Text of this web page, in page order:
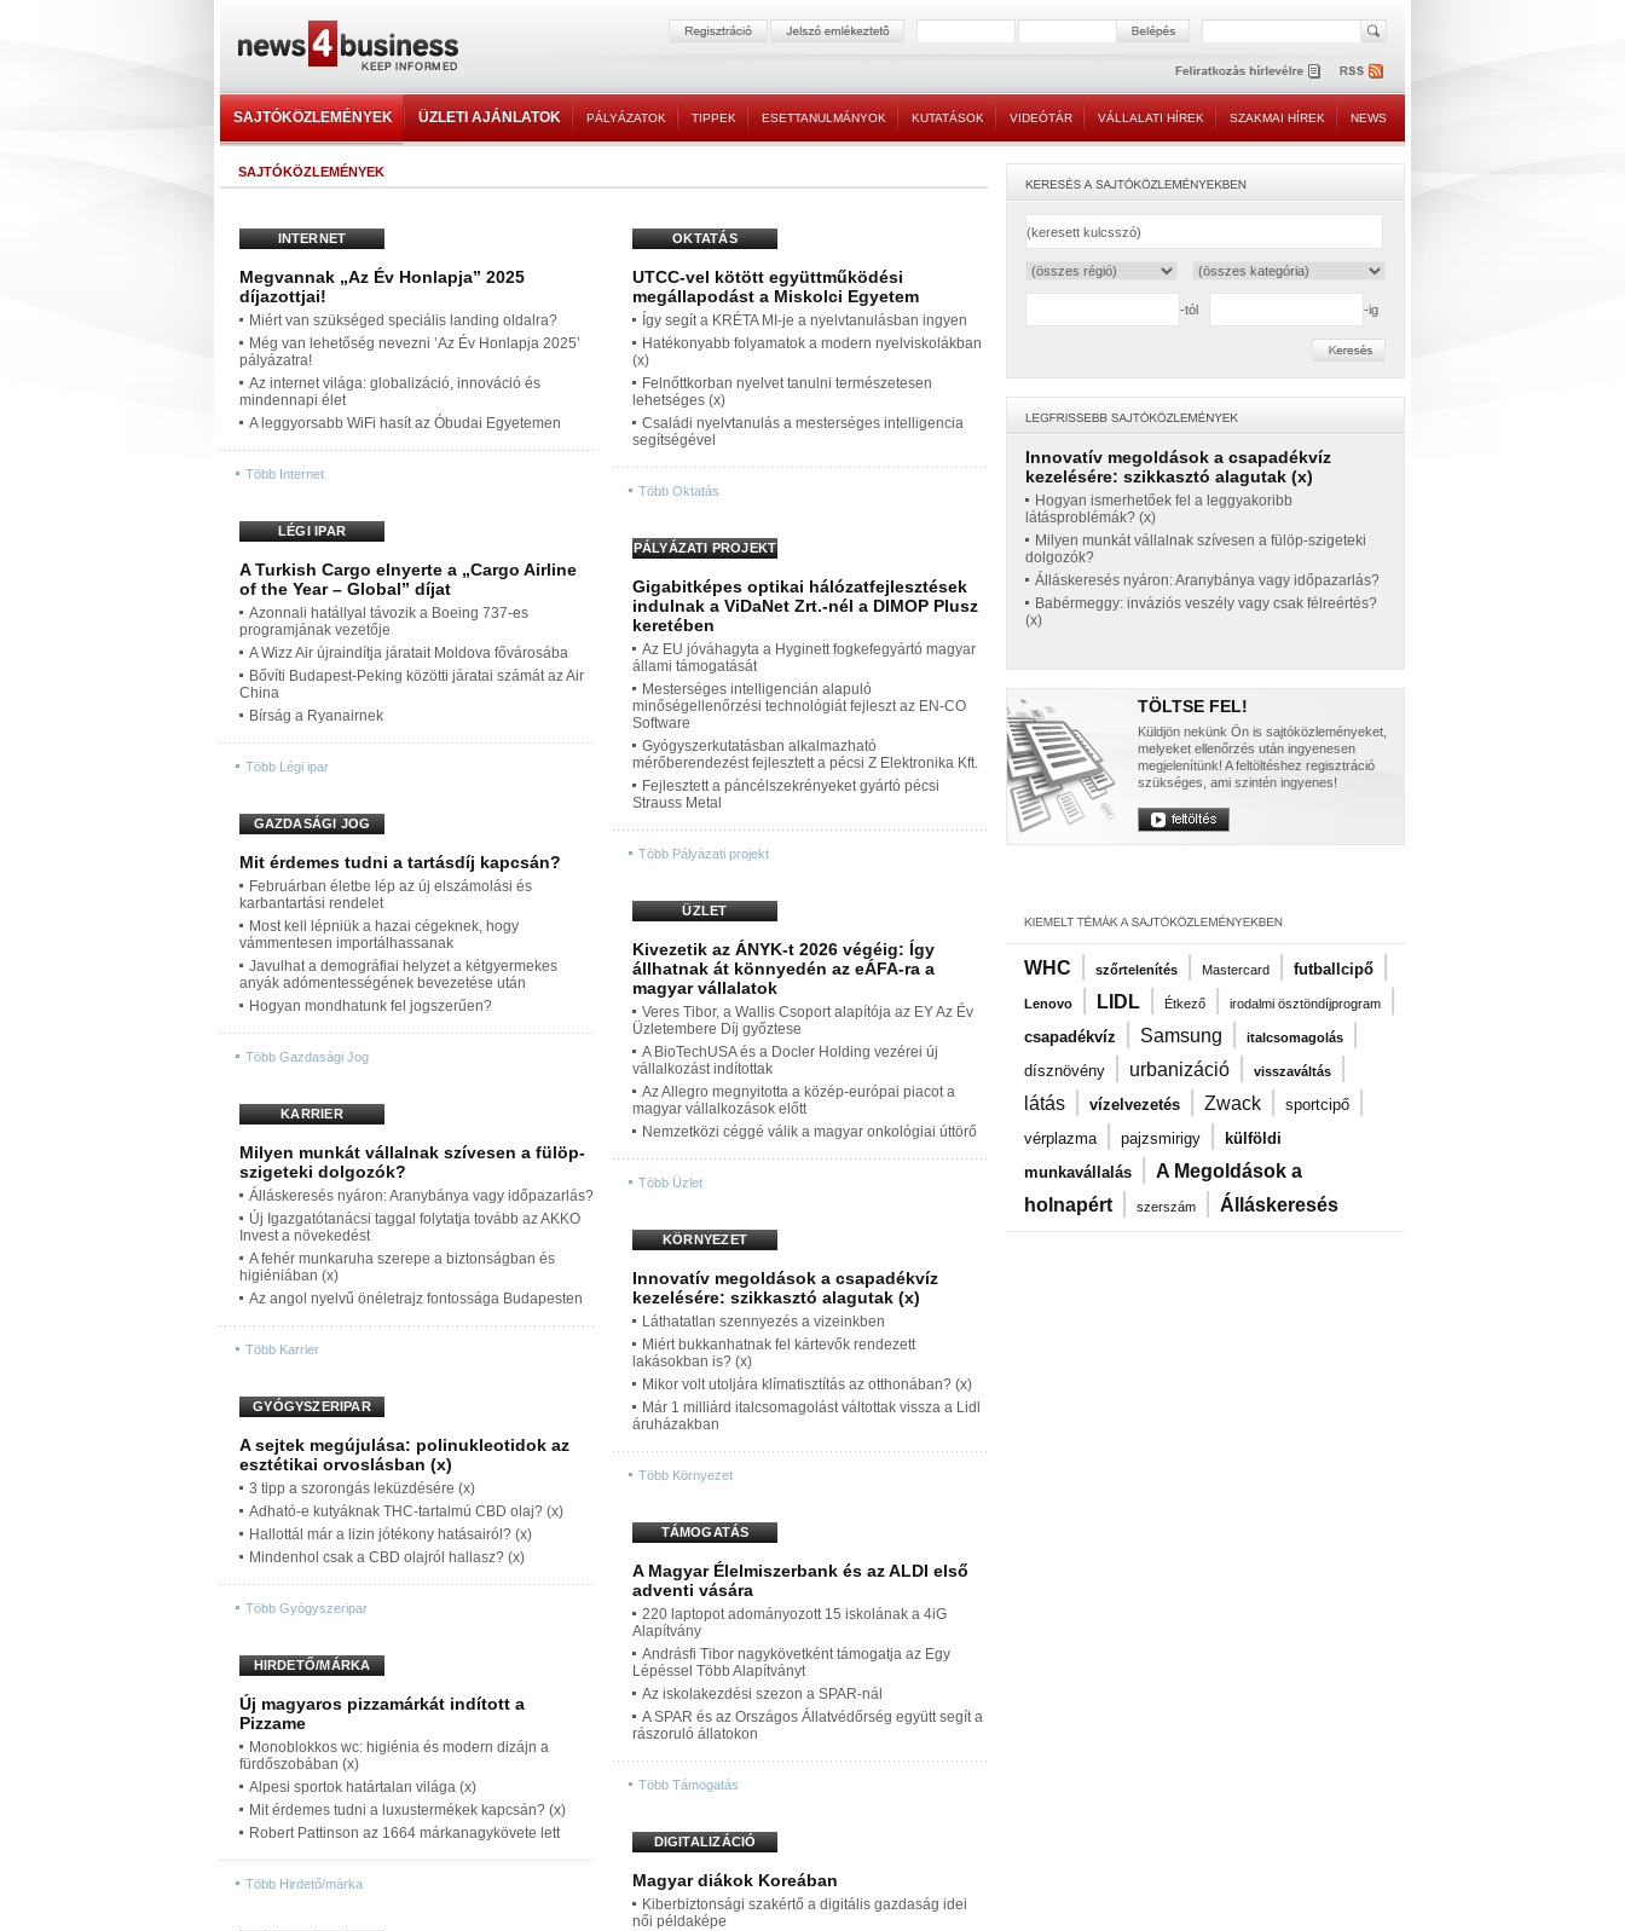
SAJTÓKÖZLEMÉNYEK ÜZLETI AJÁNLATOK PÁLYÁZATOK TIPPEK ESETTANULMÁNYOK KUTATÁSOK VIDEÓTÁR VÁLLALATI HÍREK SZAKMAI HÍREK NEWS
SAJTÓKÖZLEMÉNYEK
INTERNET
Megvannak „Az Év Honlapja” 2025
díjazottjai!
Miért van szükséged speciális landing oldalra?
Még van lehetőség nevezni ’Az Év Honlapja 2025’
pályázatra!
Az internet világa: globalizáció, innováció és
mindennapi élet
A leggyorsabb WiFi hasít az Óbudai Egyetemen
Több Internet
LÉGI IPAR
A Turkish Cargo elnyerte a „Cargo Airline
of the Year – Global” díjat
Azonnali hatállyal távozik a Boeing 737-es
programjának vezetője
A Wizz Air újraindítja járatait Moldova fővárosába
Bővíti Budapest-Peking közötti járatai számát az Air
China
Bírság a Ryanairnek
Több Légi ipar
GAZDASÁGI JOG
Mit érdemes tudni a tartásdíj kapcsán?
Februárban életbe lép az új elszámolási és
karbantartási rendelet
Most kell lépniük a hazai cégeknek, hogy
vámmentesen importálhassanak
Javulhat a demográfiai helyzet a kétgyermekes
anyák adómentességének bevezetése után
Hogyan mondhatunk fel jogszerűen?
Több Gazdasági Jog
KARRIER
Milyen munkát vállalnak szívesen a fülöp-
szigeteki dolgozók?
Álláskeresés nyáron: Aranybánya vagy időpazarlás?
Új Igazgatótanácsi taggal folytatja tovább az AKKO
Invest a növekedést
A fehér munkaruha szerepe a biztonságban és
higiéniában (x)
Az angol nyelvű önéletrajz fontossága Budapesten
Több Karrier
GYÓGYSZERIPAR
A sejtek megújulása: polinukleotidok az
esztétikai orvoslásban (x)
3 tipp a szorongás leküzdésére (x)
Adható-e kutyáknak THC-tartalmú CBD olaj? (x)
Hallottál már a lizin jótékony hatásairól? (x)
Mindenhol csak a CBD olajról hallasz? (x)
Több Gyógyszeripar
HIRDETŐ/MÁRKA
Új magyaros pizzamárkát indított a
Pizzame
Monoblokkos wc: higiénia és modern dizájn a
fürdőszobában (x)
Alpesi sportok határtalan világa (x)
Mit érdemes tudni a luxustermékek kapcsán? (x)
Robert Pattinson az 1664 márkanagykövete lett
Több Hirdető/márka
OKTATÁS
UTCC-vel kötött együttműködési
megállapodást a Miskolci Egyetem
Így segít a KRÉTA MI-je a nyelvtanulásban ingyen
Hatékonyabb folyamatok a modern nyelviskolákban
(x)
Felnőttkorban nyelvet tanulni természetesen
lehetséges (x)
Családi nyelvtanulás a mesterséges intelligencia
segítségével
Több Oktatás
PÁLYÁZATI PROJEKT
Gigabitképes optikai hálózatfejlesztések
indulnak a ViDaNet Zrt.-nél a DIMOP Plusz
keretében
Az EU jóváhagyta a Hyginett fogkefegyártó magyar
állami támogatását
Mesterséges intelligencián alapuló
minőségellenőrzési technológiát fejleszt az EN-CO
Software
Gyógyszerkutatásban alkalmazható
mérőberendezést fejlesztett a pécsi Z Elektronika Kft.
Fejlesztett a páncélszekrényeket gyártó pécsi
Strauss Metal
Több Pályázati projekt
ÜZLET
Kivezetik az ÁNYK-t 2026 végéig: Így
állhatnak át könnyedén az eÁFA-ra a
magyar vállalatok
Veres Tibor, a Wallis Csoport alapítója az EY Az Év
Üzletembere Díj győztese
A BioTechUSA és a Docler Holding vezérei új
vállalkozást indítottak
Az Allegro megnyitotta a közép-európai piacot a
magyar vállalkozások előtt
Nemzetközi céggé válik a magyar onkológiai úttörő
Több Üzlet
KÖRNYEZET
Innovatív megoldások a csapadékvíz
kezelésére: szikkasztó alagutak (x)
Láthatatlan szennyezés a vizeinkben
Miért bukkanhatnak fel kártevők rendezett
lakásokban is? (x)
Mikor volt utoljára klímatisztítás az otthonában? (x)
Már 1 milliárd italcsomagolást váltottak vissza a Lidl
áruházakban
Több Környezet
TÁMOGATÁS
A Magyar Élelmiszerbank és az ALDI első
adventi vására
220 laptopot adományozott 15 iskolának a 4iG
Alapítvány
Andrásfi Tibor nagykövetként támogatja az Egy
Lépéssel Több Alapítványt
Az iskolakezdési szezon a SPAR-nál
A SPAR és az Országos Állatvédőrség együtt segít a
rászoruló állatokon
Több Támogatás
DIGITALIZÁCIÓ
Magyar diákok Koreában
Kiberbiztonsági szakértő a digitális gazdaság idei
női példaképe
-tól -ig
Innovatív megoldások a csapadékvíz
kezelésére: szikkasztó alagutak (x)
Hogyan ismerhetőek fel a leggyakoribb
látásproblémák? (x)
Milyen munkát vállalnak szívesen a fülöp-szigeteki
dolgozók?
Álláskeresés nyáron: Aranybánya vagy időpazarlás?
Babérmeggy: inváziós veszély vagy csak félreértés?
(x)
TÖLTSE FEL!
Küldjön nekünk Ön is sajtóközleményeket,
melyeket ellenőrzés után ingyenesen
megjelenítünk! A feltöltéshez regisztráció
szükséges, ami szintén ingyenes!
WHC | szőrtelenítés | Mastercard | futballcipő |
Lenovo | LIDL | Étkező | irodalmi ösztöndíjprogram |
csapadékvíz | Samsung | italcsomagolás |
dísznövény | urbanizáció | visszaváltás |
látás | vízelvezetés | Zwack | sportcipő |
vérplazma | pajzsmirigy |
külföldi
munkavállalás | A Megoldások a
holnapért | szerszám | Álláskeresés